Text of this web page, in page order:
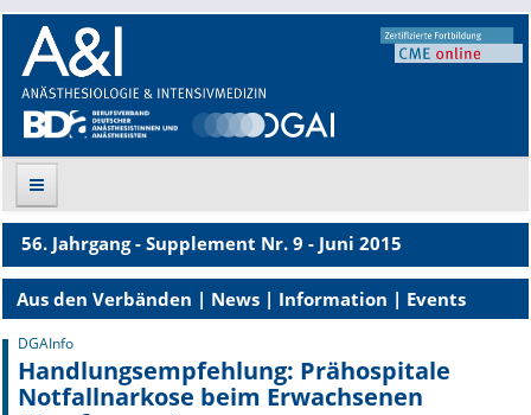
Suche
Aktuelle Ausgabe
Leitlinien
56. Jahrgang - Supplement Nr. 9 - Juni 2015
Aus den Verbänden | News | Information | Events
DGAInfo
Handlungsempfehlung: Prähospitale
Notfallnarkose beim Erwachsenen